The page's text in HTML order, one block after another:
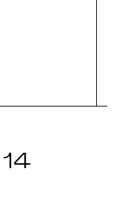
14